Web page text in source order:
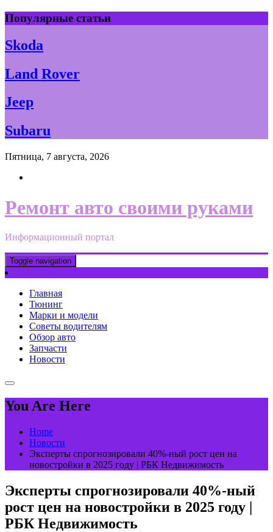
Skip
to
content
Популярные статьи
Skoda
Land Rover
Jeep
Subaru
Пятница, 7 августа, 2026
Ремонт авто своими руками
Информационный портал
Toggle navigation
Главная
Тюнинг
Марки и модели
Советы водителям
Обзор авто
Запчасти
Новости
You Are Here
Home
Новости
Эксперты спрогнозировали 40%-ный рост цен на
новостройки в 2025 году | РБК Недвижимость
Эксперты спрогнозировали 40%-ный
рост цен на новостройки в 2025 году |
РБК Недвижимость